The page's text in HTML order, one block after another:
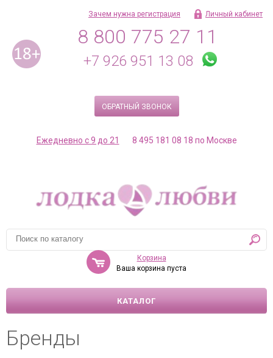
8 800 775 27 11
+7 926 951 13 08
ОБРАТНЫЙ ЗВОНОК
Зачем нужна регистрация Личный кабинет
Ежедневно с 9 до 21 8 495 181 08 18 по Москве
Корзина
Ваша корзина пуста
КАТАЛОГ
Бренды